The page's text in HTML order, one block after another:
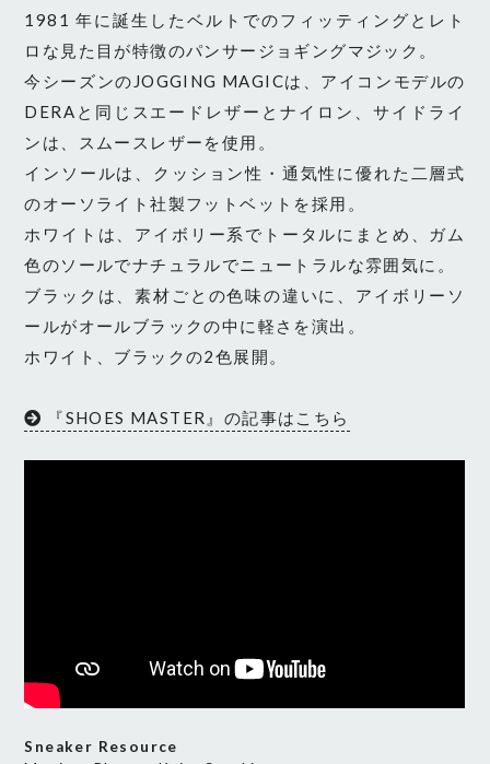
1981 年に誕生したベルトでのフィッティングとレト
ロな見た目が特徴のパンサージョギングマジック。
今シーズンのJOGGING MAGICは、アイコンモデルの
DERAと同じスエードレザーとナイロン、サイドライ
ンは、スムースレザーを使用。
インソールは、クッション性・通気性に優れた二層式
のオーソライト社製フットベットを採用。
ホワイトは、アイボリー系でトータルにまとめ、ガム
色のソールでナチュラルでニュートラルな雰囲気に。
ブラックは、素材ごとの色味の違いに、アイボリーソ
ールがオールブラックの中に軽さを演出。
ホワイト、ブラックの2色展開。
『SHOES MASTER』の記事はこちら
Sneaker Resource